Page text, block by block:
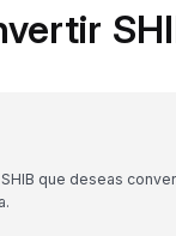
que deseas